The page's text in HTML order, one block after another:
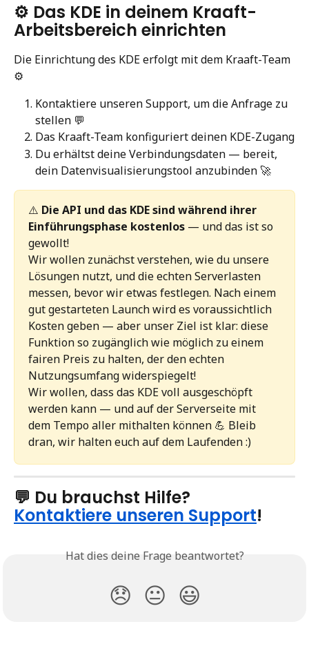
⚙️ Das KDE in deinem Kraaft-
Arbeitsbereich einrichten
Die Einrichtung des KDE erfolgt mit dem Kraaft-Team
⚙️
Kontaktiere unseren Support, um die Anfrage zu
stellen 💬
Das Kraaft-Team konfiguriert deinen KDE-Zugang
Du erhältst deine Verbindungsdaten — bereit,
dein Datenvisualisierungstool anzubinden 🚀
⚠️ Die API und das KDE sind während ihrer
Einführungsphase kostenlos — und das ist so
gewollt!
Wir wollen zunächst verstehen, wie du unsere
Lösungen nutzt, und die echten Serverlasten
messen, bevor wir etwas festlegen. Nach einem
gut gestarteten Launch wird es voraussichtlich
Kosten geben — aber unser Ziel ist klar: diese
Funktion so zugänglich wie möglich zu einem
fairen Preis zu halten, der den echten
Nutzungsumfang widerspiegelt!
Wir wollen, dass das KDE voll ausgeschöpft
werden kann — und auf der Serverseite mit
dem Tempo aller mithalten können 💪 Bleib
dran, wir halten euch auf dem Laufenden :)
💬 Du brauchst Hilfe?
Kontaktiere unseren Support!
Hat dies deine Frage beantwortet?
😞 😐 😃